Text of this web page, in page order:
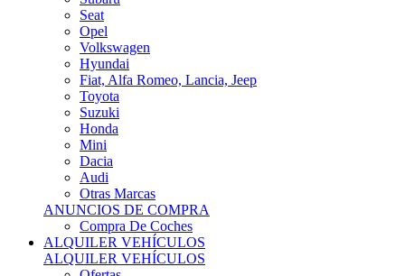
Seat
Opel
Volkswagen
Hyundai
Fiat, Alfa Romeo, Lancia, Jeep
Toyota
Suzuki
Honda
Mini
Dacia
Audi
Otras Marcas
ANUNCIOS DE COMPRA
Compra De Coches
ALQUILER VEHÍCULOS
ALQUILER VEHÍCULOS